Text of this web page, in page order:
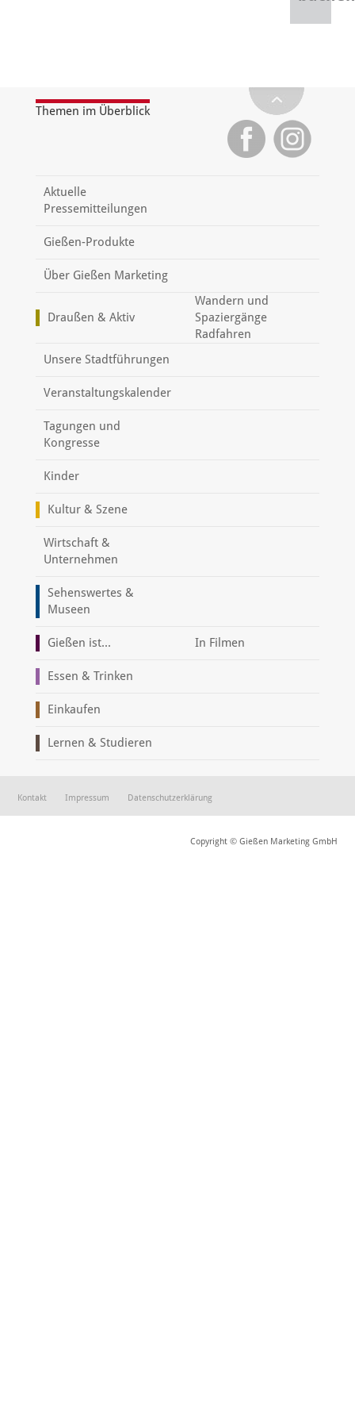
Themen im Überblick
Aktuelle
Pressemitteilungen
Gießen-Produkte
Über Gießen Marketing
Draußen & Aktiv
Wandern und
Spaziergänge
Radfahren
Unsere Stadtführungen
Veranstaltungskalender
Tagungen und
Kongresse
Kinder
Kultur & Szene
Wirtschaft &
Unternehmen
Sehenswertes &
Museen
Gießen ist... In Filmen
Essen & Trinken
Einkaufen
Lernen & Studieren
Kontakt Impressum Datenschutzerklärung
Copyright © Gießen Marketing GmbH